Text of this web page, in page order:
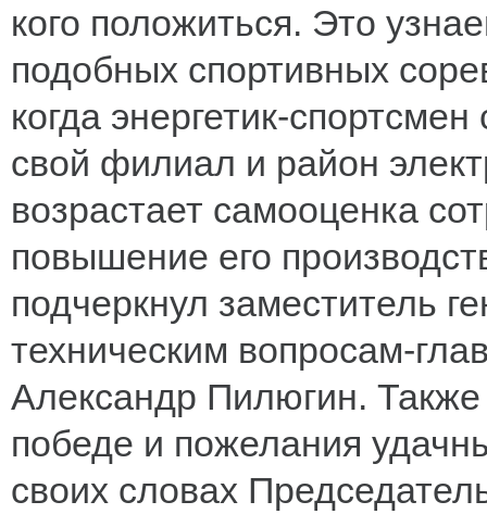
кого положиться. Это
подобных спортивных
когда энергетик-
свой филиал и район
возрастает самооценка
повышение его
подчеркнул заместитель
техническим вопросам-
Александр Пилюгин. Также
победе и пожелания
своих словах